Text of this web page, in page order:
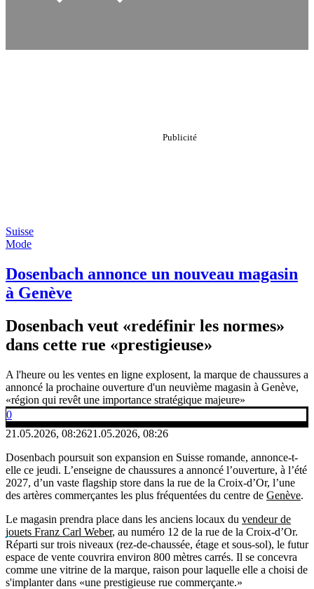
Suisse
Mode
Dosenbach annonce un nouveau magasin
à Genève
Dosenbach veut «redéfinir les normes»
dans cette rue «prestigieuse»
A l'heure ou les ventes en ligne explosent, la marque de chaussures a
annoncé la prochaine ouverture d'un neuvième magasin à Genève,
«région qui revêt une importance stratégique majeure»
0
21.05.2026, 08:2621.05.2026, 08:26
Dosenbach poursuit son expansion en Suisse romande, annonce-t-
elle ce jeudi. L’enseigne de chaussures a annoncé l’ouverture, à l’été
2027, d’un vaste flagship store dans la rue de la Croix-d’Or, l’une
des artères commerçantes les plus fréquentées du centre de Genève.
Le magasin prendra place dans les anciens locaux du vendeur de
jouets Franz Carl Weber, au numéro 12 de la rue de la Croix-d’Or.
Réparti sur trois niveaux (rez-de-chaussée, étage et sous-sol), le futur
espace de vente couvrira environ 800 mètres carrés. Il se concevra
comme une vitrine de la marque, raison pour laquelle elle a choisi de
s'implanter dans «une prestigieuse rue commerçante.»